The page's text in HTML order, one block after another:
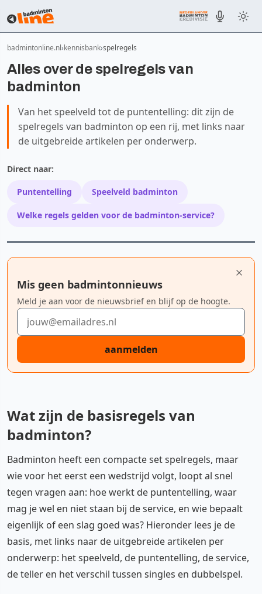
badmintonline.nl kennisbank spelregels
Alles over de spelregels van
badminton
Van het speelveld tot de puntentelling: dit zijn de
spelregels van badminton op een rij, met links naar
de uitgebreide artikelen per onderwerp.
Direct naar:
Puntentelling Speelveld badminton
Welke regels gelden voor de badminton-service?
Mis geen badmintonnieuws
Meld je aan voor de nieuwsbrief en blijf op de hoogte.
E-mailadres
aanmelden
Wat zijn de basisregels van
badminton?
Badminton heeft een compacte set spelregels, maar
wie voor het eerst een wedstrijd volgt, loopt al snel
tegen vragen aan: hoe werkt de puntentelling, waar
mag je wel en niet staan bij de service, en wie bepaalt
eigenlijk of een slag goed was? Hieronder lees je de
basis, met links naar de uitgebreide artikelen per
onderwerp: het speelveld, de puntentelling, de service,
de teller en het verschil tussen singles en dubbelspel.